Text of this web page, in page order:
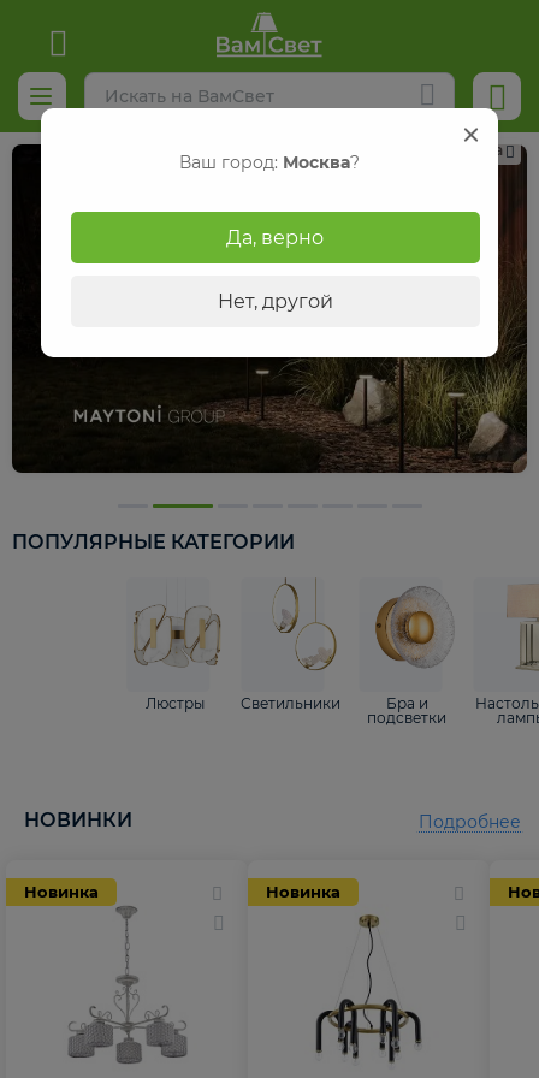
Реклама
ПОПУЛЯРНЫЕ КАТЕГОРИИ
Люстры Светильники
Бра и
подсветки
НОВИНКИ
Новинка Новинка
Подробнее
Ваш город: Москва?
Да, верно
Нет, другой